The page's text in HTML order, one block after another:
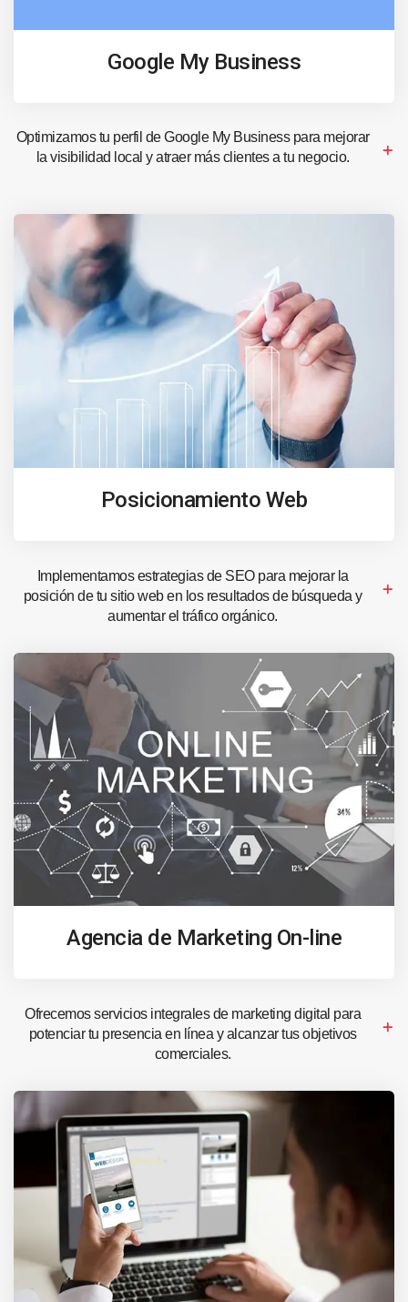
Google My Business
Optimizamos tu perfil de Google My Business para mejorar
la visibilidad local y atraer más clientes a tu negocio.
Posicionamiento Web
Implementamos estrategias de SEO para mejorar la
posición de tu sitio web en los resultados de búsqueda y
aumentar el tráfico orgánico.
Agencia de Marketing On-line
Ofrecemos servicios integrales de marketing digital para
potenciar tu presencia en línea y alcanzar tus objetivos
comerciales.